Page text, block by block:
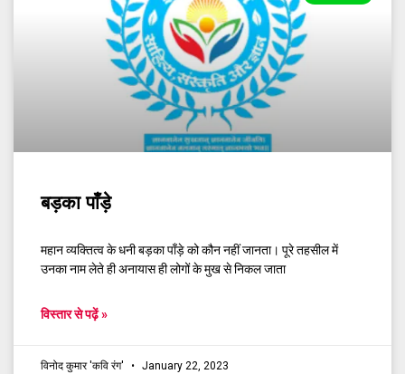
बड़का पाँड़े
महान व्यक्तित्व के धनी बड़का पाँड़े को कौन नहीं जानता। पूरे तहसील में
उनका नाम लेते ही अनायास ही लोगों के मुख से निकल जाता
विस्तार से पढ़ें »
विनोद कुमार 'कवि रंग' January 22, 2023